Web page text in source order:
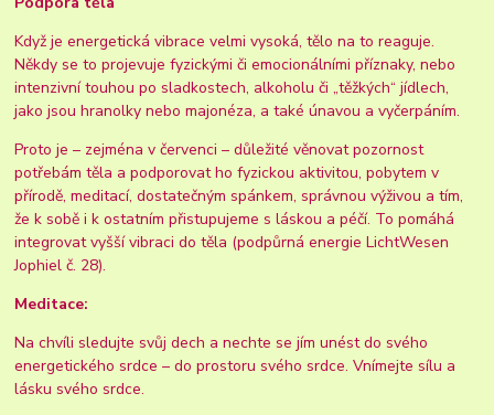
Když je energetická vibrace velmi vysoká, tělo na to reaguje.
Někdy se to projevuje fyzickými či emocionálními příznaky, nebo
intenzivní touhou po sladkostech, alkoholu či „těžkých“ jídlech,
jako jsou hranolky nebo majonéza, a také únavou a vyčerpáním.
Proto je – zejména v červenci – důležité věnovat pozornost
potřebám těla a podporovat ho fyzickou aktivitou, pobytem v
přírodě, meditací, dostatečným spánkem, správnou výživou a tím,
že k sobě i k ostatním přistupujeme s láskou a péčí. To pomáhá
integrovat vyšší vibraci do těla (podpůrná energie LichtWesen
Jophiel č. 28).
Meditace:
Na chvíli sledujte svůj dech a nechte se jím unést do svého
energetického srdce – do prostoru svého srdce. Vnímejte sílu a
lásku svého srdce.